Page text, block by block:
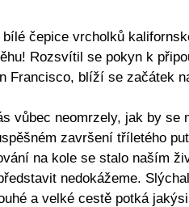
čepice vrcholků
Rozsvítil se pokyn k
Francisco, blíží se začátek
vůbec neomrzely, jak by se
završení tříletého
na kole se stalo naším
nedokážeme.
a velké cestě potká jakýsi